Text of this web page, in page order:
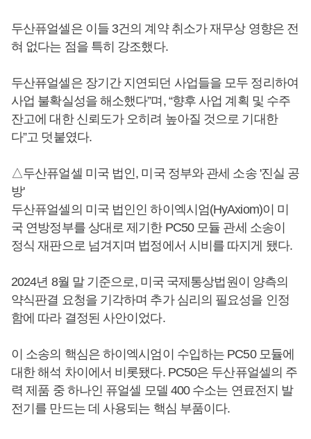
두산퓨얼셀은 이들 3건의 계약 취소가 재무상 영향은 전
혀 없다는 점을 특히 강조했다.
두산퓨얼셀은 장기간 지연되던 사업들을 모두 정리하여
사업 불확실성을 해소했다”며, “향후 사업 계획 및 수주
잔고에 대한 신뢰도가 오히려 높아질 것으로 기대한
다”고 덧붙였다.
△두산퓨얼셀 미국 법인, 미국 정부와 관세 소송 '진실 공
방'
두산퓨얼셀의 미국 법인인 하이엑시엄(HyAxiom)이 미
국 연방정부를 상대로 제기한 PC50 모듈 관세 소송이
정식 재판으로 넘겨지며 법정에서 시비를 따지게 됐다.
2024년 8월 말 기준으로, 미국 국제통상법원이 양측의
약식판결 요청을 기각하며 추가 심리의 필요성을 인정
함에 따라 결정된 사안이었다.
이 소송의 핵심은 하이엑시엄이 수입하는 PC50 모듈에
대한 해석 차이에서 비롯됐다. PC50은 두산퓨얼셀의 주
력 제품 중 하나인 퓨얼셀 모델 400 수소는 연료전지 발
전기를 만드는 데 사용되는 핵심 부품이다.